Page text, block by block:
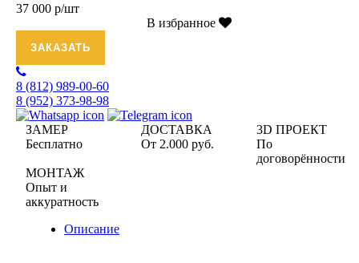
37 000 р/шт
В избранное
ЗАКАЗАТЬ
8 (812) 989-00-60
8 (952) 373-98-98
ЗАМЕР
Бесплатно
ДОСТАВКА
От 2.000 руб.
3D ПРОЕКТ
По
договорённости
МОНТАЖ
Опыт и
аккуратность
Описание